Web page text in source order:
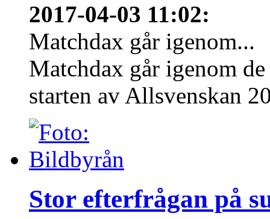
2017-04-03 11:02:
Matchdax går igenom...
Matchdax går igenom
starten av Allsvenskan
Stor efterfrågan på